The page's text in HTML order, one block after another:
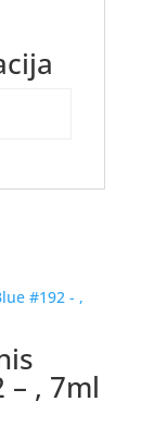
– , 7ml